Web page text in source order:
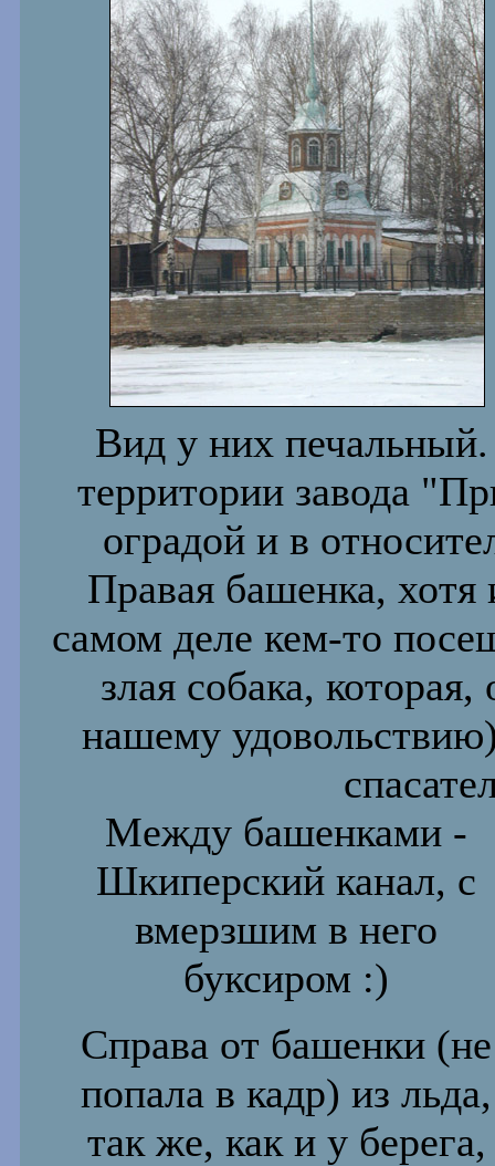
Вид у них печальный.
территории завода
оградой и в
Правая башенка,
самом деле кем-то
злая собака,
нашему
Между башенками -
Шкиперский канал, с
вмерзшим в него
буксиром :)
Справа от башенки (не
попала в кадр) из льда,
так же, как и у берега,